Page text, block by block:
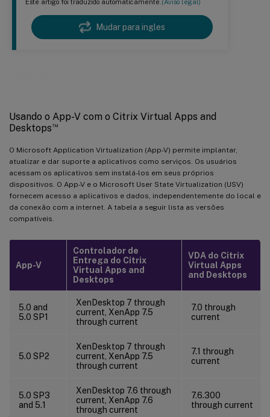
Este artigo foi traduzido automaticamente.(Aviso legal)
Mudar para ingles
Usando o App-V com o Citrix Virtual Apps and
Desktops™
O Microsoft Application Virtualization (App-V) permite implantar,
atualizar e dar suporte a aplicativos como serviços. Os usuários
acessam os aplicativos sem instalá-los em seus próprios
dispositivos. O App-V e o Microsoft User State Virtualization (USV)
fornecem acesso a aplicativos e dados, independentemente do local e
da conexão com a internet. A tabela a seguir lista as versões
compatíveis.
App-V
Controlador de
Entrega do Citrix
Virtual Apps and
Desktops
VDA do Citrix
Virtual Apps
and Desktops
5.0 and
5.0 SP1
XenDesktop 7 through
current, XenApp 7.5
through current
7.0 through
current
5.0 SP2
XenDesktop 7 through
current, XenApp 7.5
through current
7.1 through
current
5.0 SP3
and 5.1
XenDesktop 7.6 through
current, XenApp 7.6
through current
7.6.300
through current